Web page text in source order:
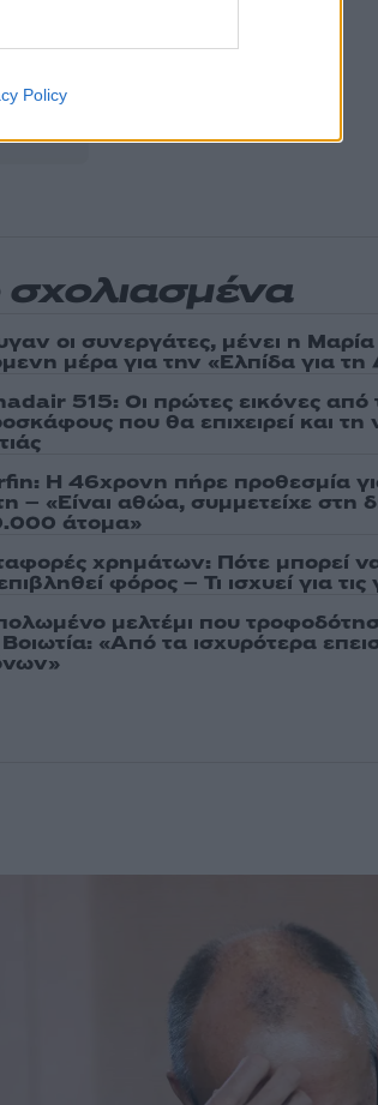
Policy
σχολιασμένα
οι συνεργάτες, μένει η
μέρα για την «Ελπίδα για τη
515: Οι πρώτες εικόνες από
που θα επιχειρεί και
Η 46χρονη πήρε προθεσμία
– «Είναι αθώα, συμμετείχε στη
άτομα»
χρημάτων: Πότε μπορεί
φόρος – Τι ισχυεί για
μελτέμι που
Βοιωτία: «Από τα ισχυρότερα